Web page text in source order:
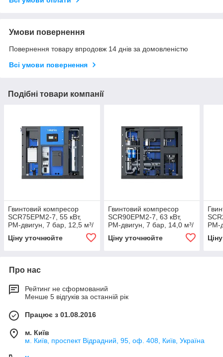
Умови повернення
Повернення товару впродовж 14 днів за домовленістю
Всі умови повернення
Подібні товари компанії
Гвинтовий компресор
SCR75EPM2-7, 55 кВт,
PM-двигун, 7 бар, 12,5 м³/
Ціну уточнюйте
Гвинтовий компресор
SCR90EPM2-7, 63 кВт,
PM-двигун, 7 бар, 14,0 м³/
Ціну уточнюйте
PM-
Про нас
Рейтинг не сформований
Менше 5 відгуків за останній рік
Працює з 01.08.2016
м. Київ
м. Київ, проспект Відрадний, 95, оф. 408, Київ, Україна